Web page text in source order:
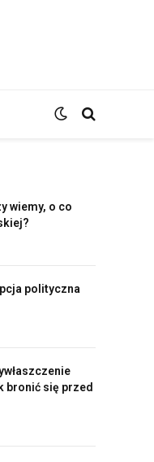
wiemy, o co
polityczna
bronić się przed